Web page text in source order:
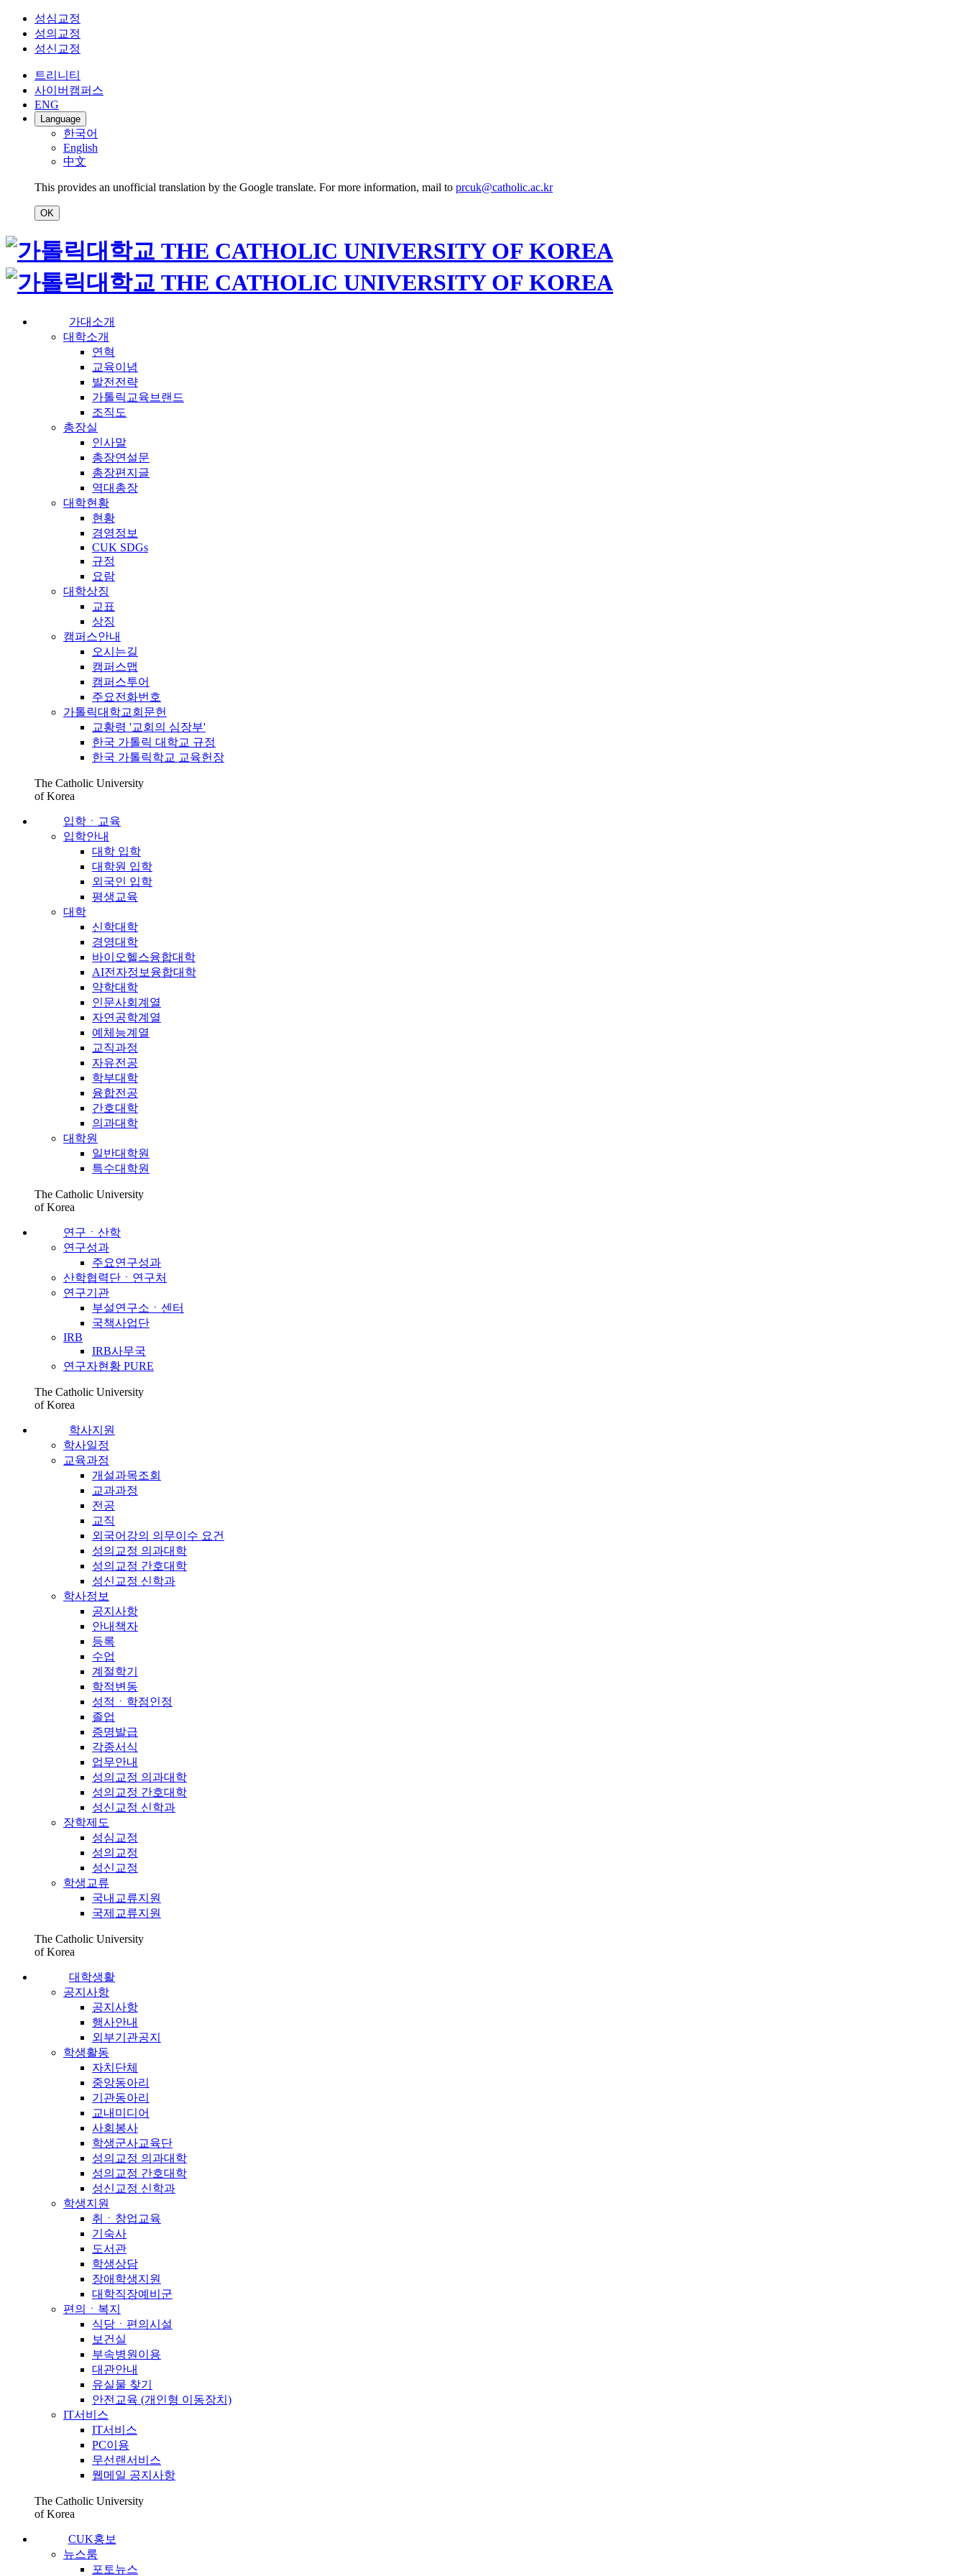
성심교정
성의교정
성신교정
트리니티
사이버캠퍼스
ENG
Language
한국어
English
中文
This provides an unofficial translation by the Google translate. For more information, mail to prcuk@catholic.ac.kr
OK
가대소개
대학소개
연혁
교육이념
발전전략
가톨릭교육브랜드
조직도
총장실
인사말
총장연설문
총장편지글
역대총장
대학현황
현황
경영정보
CUK SDGs
규정
요람
대학상징
교표
상징
캠퍼스안내
오시는길
캠퍼스맵
캠퍼스투어
주요전화번호
가톨릭대학교회문헌
교황령 '교회의 심장부'
한국 가톨릭 대학교 규정
한국 가톨릭학교 교육헌장
The Catholic University
of Korea
입학ㆍ교육
입학안내
대학 입학
대학원 입학
외국인 입학
평생교육
대학
신학대학
경영대학
바이오헬스융합대학
AI전자정보융합대학
약학대학
인문사회계열
자연공학계열
예체능계열
교직과정
자유전공
학부대학
융합전공
간호대학
의과대학
대학원
일반대학원
특수대학원
The Catholic University
of Korea
연구ㆍ산학
연구성과
주요연구성과
산학협력단ㆍ연구처
연구기관
부설연구소ㆍ센터
국책사업단
IRB
IRB사무국
연구자현황 PURE
The Catholic University
of Korea
학사지원
학사일정
교육과정
개설과목조회
교과과정
전공
교직
외국어강의 의무이수 요건
성의교정 의과대학
성의교정 간호대학
성신교정 신학과
학사정보
공지사항
안내책자
등록
수업
계절학기
학적변동
성적ㆍ학점인정
졸업
증명발급
각종서식
업무안내
성의교정 의과대학
성의교정 간호대학
성신교정 신학과
장학제도
성심교정
성의교정
성신교정
학생교류
국내교류지원
국제교류지원
The Catholic University
of Korea
대학생활
공지사항
공지사항
행사안내
외부기관공지
학생활동
자치단체
중앙동아리
기관동아리
교내미디어
사회봉사
학생군사교육단
성의교정 의과대학
성의교정 간호대학
성신교정 신학과
학생지원
취ㆍ창업교육
기숙사
도서관
학생상담
장애학생지원
대학직장예비군
편의ㆍ복지
식당ㆍ편의시설
보건실
부속병원이용
대관안내
유실물 찾기
안전교육 (개인형 이동장치)
IT서비스
IT서비스
PC이용
무선랜서비스
웹메일 공지사항
The Catholic University
of Korea
CUK홍보
뉴스룸
포토뉴스